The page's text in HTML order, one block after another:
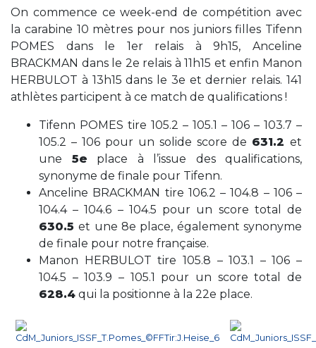
On commence ce week-end de compétition avec
la carabine 10 mètres pour nos juniors filles Tifenn
POMES dans le 1er relais à 9h15, Anceline
BRACKMAN dans le 2e relais à 11h15 et enfin Manon
HERBULOT à 13h15 dans le 3e et dernier relais. 141
athlètes participent à ce match de qualifications !
Tifenn POMES tire 105.2 – 105.1 – 106 – 103.7 –
105.2 – 106 pour un solide score de 631.2 et
une 5e place à l’issue des qualifications,
synonyme de finale pour Tifenn.
Anceline BRACKMAN tire 106.2 – 104.8 – 106 –
104.4 – 104.6 – 104.5 pour un score total de
630.5et une 8e place, égalementsynonyme
de finale pour notre française.
Manon HERBULOT tire 105.8 – 103.1 – 106 –
104.5 – 103.9 – 105.1 pour un score total de
628.4 qui la positionne à la 22e place.